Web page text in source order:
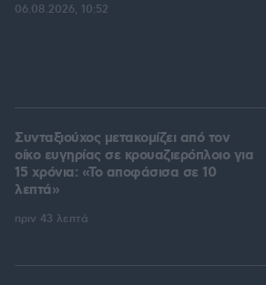
06.08.2026, 10:52
Συνταξιούχος μετακομίζει από τον
οίκο ευγηρίας σε κρουαζιερόπλοιο για
15 χρόνια: «Το αποφάσισα σε 10
λεπτά»
πριν 43 λεπτά